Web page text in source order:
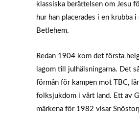
klassiska berättelsen om Jesu
hur han placerades i en krubba
Betlehem.
Redan 1904 kom det första
lagom till julhälsningarna. Det
förmån för kampen mot TBC,
folksjukdom i vårt land. Ett av
märkena för 1982 visar